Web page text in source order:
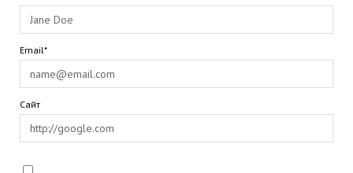
Email*
Сайт